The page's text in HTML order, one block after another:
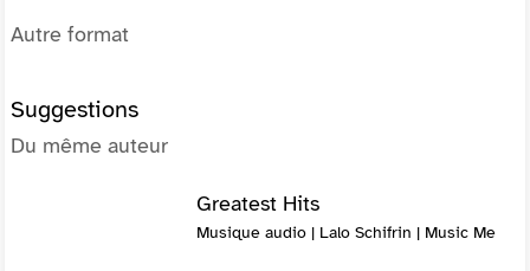
Autre format
Suggestions
Du même auteur
Greatest Hits
Musique audio | Lalo Schifrin | Music Me